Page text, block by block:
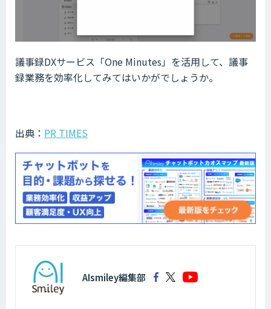
議事録DXサービス「One Minutes」を活用して、議事
録業務を効率化してみてはいかがでしょうか。
出典： PR TIMES
AIsmiley編集部